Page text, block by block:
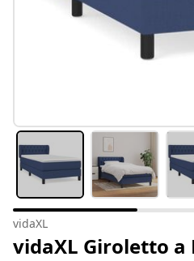
vidaXL
vidaXL Giroletto a